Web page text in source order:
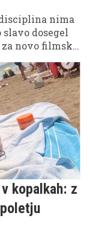
disciplina nima
dosegel
novo filmsko
na
ob bok
kopalkah: z